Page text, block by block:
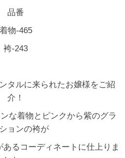
品番
着物-465
袴-243
タルに来られたお嬢様をご紹
介！
な着物とピンクから紫のグラ
ョンの袴が
るコーディネートに仕上りま